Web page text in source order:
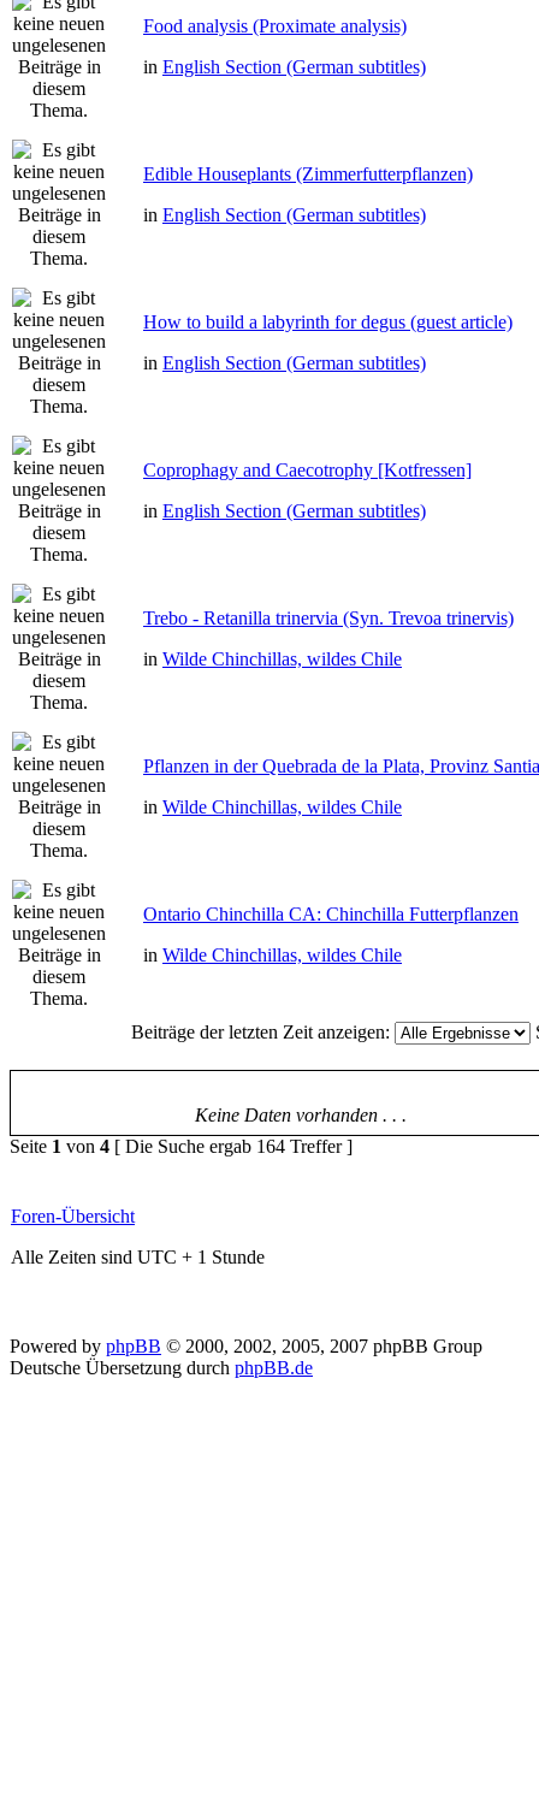
Food analysis (Proximate analysis)
in English Section (German subtitles)
Edible Houseplants (Zimmerfutterpflanzen)
in English Section (German subtitles)
How to build a labyrinth for degus (guest article)
in English Section (German subtitles)
Coprophagy and Caecotrophy [Kotfressen]
in English Section (German subtitles)
Trebo - Retanilla trinervia (Syn. Trevoa trinervis)
in Wilde Chinchillas, wildes Chile
Pflanzen in der Quebrada de la Plata, Provinz
in Wilde Chinchillas, wildes Chile
Ontario Chinchilla CA: Chinchilla Futterpflanzen
in Wilde Chinchillas, wildes Chile
Beiträge der letzten Zeit anzeigen:
Keine Daten vorhanden . . .
Seite 1 von 4 [ Die Suche ergab 164 Treffer ]
Foren-Übersicht
Alle Zeiten sind UTC + 1 Stunde
Powered by phpBB © 2000, 2002, 2005, 2007 phpBB Group
Deutsche Übersetzung durch phpBB.de